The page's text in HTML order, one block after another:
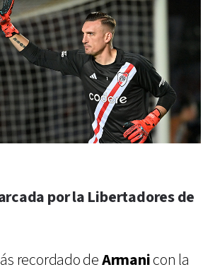
por la Libertadores de
recordado deArmanicon la